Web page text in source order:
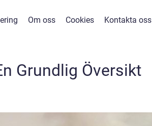
Om oss Cookies Kontakta oss
Grundlig Översikt